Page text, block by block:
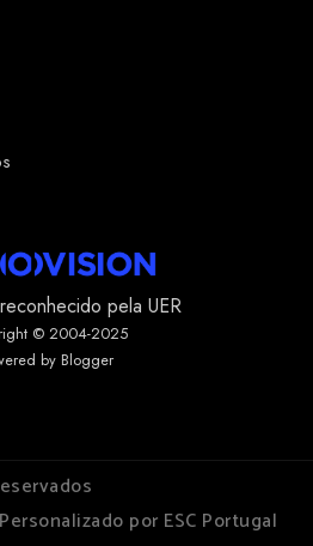
pela UER
© 2004-2025
by Blogger
Personalizado por ESC Portugal